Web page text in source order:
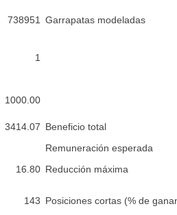
738951 Garrapatas modeladas
1
1000.00
3414.07 Beneficio total
Remuneración esperada
16.80 Reducción máxima
143 Posiciones cortas (% de